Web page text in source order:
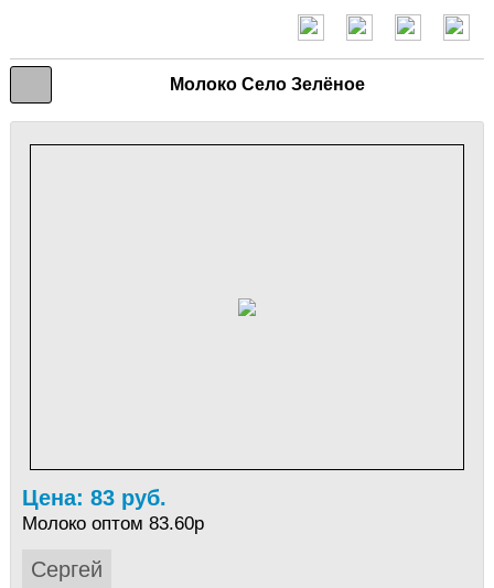
Молоко Село Зелёное
Цена: 83 руб.
Молоко оптом 83.60р
Сергей